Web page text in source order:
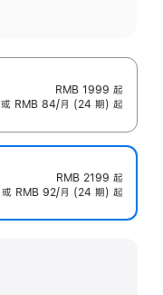
RMB 1999 起
或 RMB 84/月 (24 期) 起
RMB 2199 起
或 RMB 92/月 (24 期) 起